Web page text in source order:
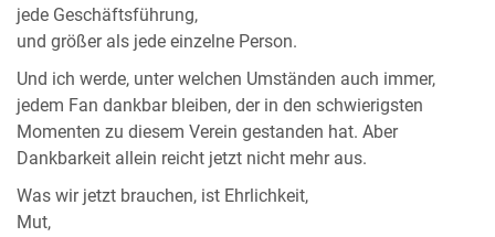
jede Geschäftsführung,
und größer als jede einzelne Person.
Und ich werde, unter welchen Umständen auch immer,
jedem Fan dankbar bleiben, der in den schwierigsten
Momenten zu diesem Verein gestanden hat. Aber
Dankbarkeit allein reicht jetzt nicht mehr aus.
Was wir jetzt brauchen, ist Ehrlichkeit,
Mut,